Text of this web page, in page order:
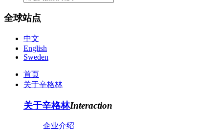
全球站点
中文
English
Sweden
首页
关于辛格林
关于辛格林Interaction
企业介绍